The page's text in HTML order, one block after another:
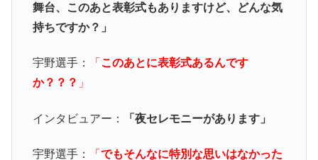
舞台、このあと表彰式もありますけど、どんな気
持ちですか？」
宇野選手： 「 このあとに表彰式あるんです
か？？？ 」
インタビュアー： 「夜セレモニーがあります」
宇野選手： 「 でもそんなに特別な思いはなかった